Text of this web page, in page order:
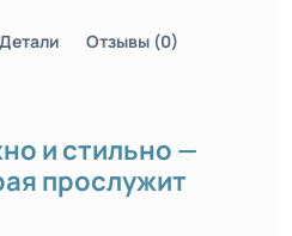
Детали Отзывы (0)
и стильно —
прослужит